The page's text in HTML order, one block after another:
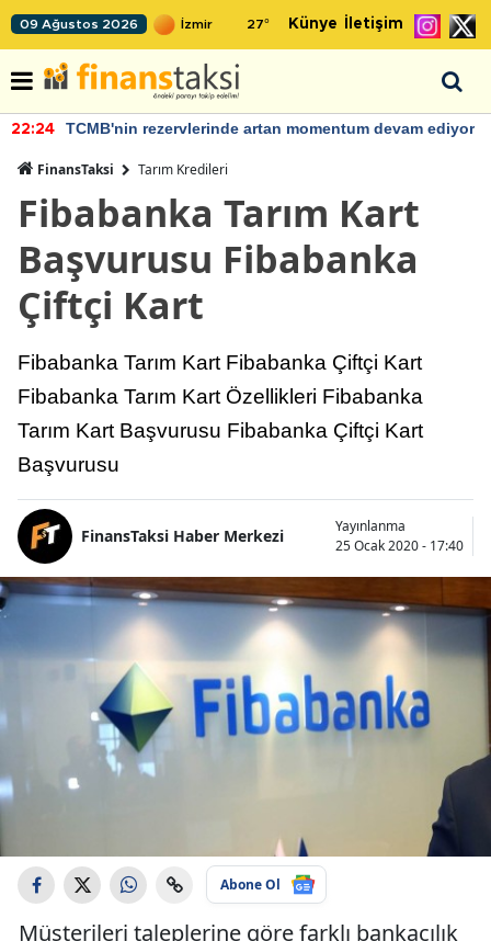
09 Ağustos 2026 27° Künye İletişim
22:24 TCMB'nin rezervlerinde artan momentum devam ediyor
FinansTaksi Tarım Kredileri
Fibabanka Tarım Kart
Başvurusu Fibabanka
Çiftçi Kart
Fibabanka Tarım Kart Fibabanka Çiftçi Kart
Fibabanka Tarım Kart Özellikleri Fibabanka
Tarım Kart Başvurusu Fibabanka Çiftçi Kart
Başvurusu
FinansTaksi Haber Merkezi
Yayınlanma
25 Ocak 2020 - 17:40
Abone Ol
Müşterileri taleplerine göre farklı bankacılık